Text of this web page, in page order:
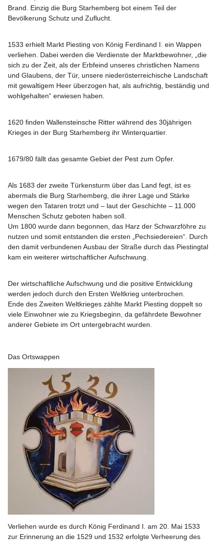
Brand. Einzig die Burg Starhemberg bot einem Teil der
Bevölkerung Schutz und Zuflucht.
1533 erhielt Markt Piesting von König Ferdinand I. ein Wappen
verliehen. Dabei werden die Verdienste der Marktbewohner, „die
sich zu der Zeit, als der Erbfeind unseres christlichen Namens
und Glaubens, der Tür, unsere niederösterreichische Landschaft
mit gewaltigem Heer überzogen hat, als aufrichtig, beständig und
wohlgehalten“ erwiesen haben.
1620 finden Wallensteinsche Ritter während des 30jährigen
Krieges in der Burg Starhemberg ihr Winterquartier.
1679/80 fällt das gesamte Gebiet der Pest zum Opfer.
Als 1683 der zweite Türkensturm über das Land fegt, ist es
abermals die Burg Starhemberg, die ihrer Lage und Stärke
wegen den Tataren trotzt und – laut der Geschichte – 11.000
Menschen Schutz geboten haben soll.
Um 1800 wurde dann begonnen, das Harz der Schwarzföhre zu
nutzen und somit entstanden die ersten „Pechsiedereien“. Durch
den damit verbundenen Ausbau der Straße durch das Piestingtal
kam ein weiterer wirtschaftlicher Aufschwung.
Der wirtschaftliche Aufschwung und die positive Entwicklung
werden jedoch durch den Ersten Weltkrieg unterbrochen.
Ende des Zweiten Weltkrieges zählte Markt Piesting doppelt so
viele Einwohner wie zu Kriegsbeginn, da gefährdete Bewohner
anderer Gebiete im Ort untergebracht wurden.
Das Ortswappen
Verliehen wurde es durch König Ferdinand I. am 20. Mai 1533
zur Erinnerung an die 1529 und 1532 erfolgte Verheerung des